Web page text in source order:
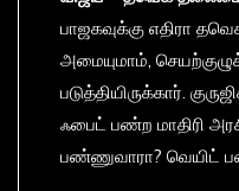
பாஜகவுக்கு எதிரா
அமையுமாம்,
படுத்தியிருக்கார்.
ஃபைட் பண்ற மாதிரி
பண்ணுவாரா? வெயிட்